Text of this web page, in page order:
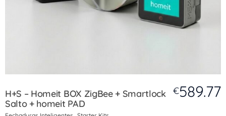
H+S – Homeit BOX ZigBee + Smartlock
Salto + homeit PAD
€589.77